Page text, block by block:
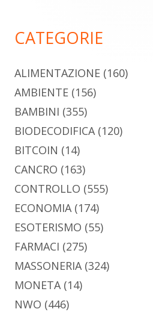
CATEGORIE
ALIMENTAZIONE (160)
AMBIENTE (156)
BAMBINI (355)
BIODECODIFICA(120)
BITCOIN (14)
CANCRO (163)
CONTROLLO (555)
ECONOMIA(174)
ESOTERISMO (55)
FARMACI (275)
MASSONERIA(324)
MONETA(14)
NWO (446)